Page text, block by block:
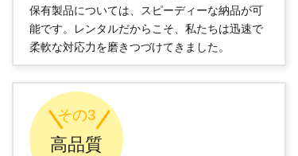
保有製品については、スピーディーな納品が可
能です。レンタルだからこそ、私たちは迅速で
柔軟な対応力を磨きつづけてきました。
その3
高品質